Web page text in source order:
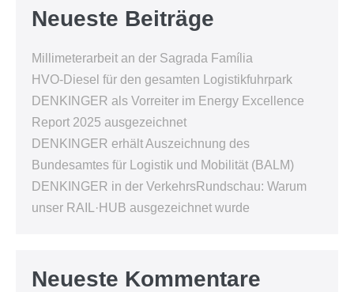
Neueste Beiträge
Millimeterarbeit an der Sagrada Família
HVO-Diesel für den gesamten Logistikfuhrpark
DENKINGER als Vorreiter im Energy Excellence
Report 2025 ausgezeichnet
DENKINGER erhält Auszeichnung des
Bundesamtes für Logistik und Mobilität (BALM)
DENKINGER in der VerkehrsRundschau: Warum
unser RAIL·HUB ausgezeichnet wurde
Neueste Kommentare